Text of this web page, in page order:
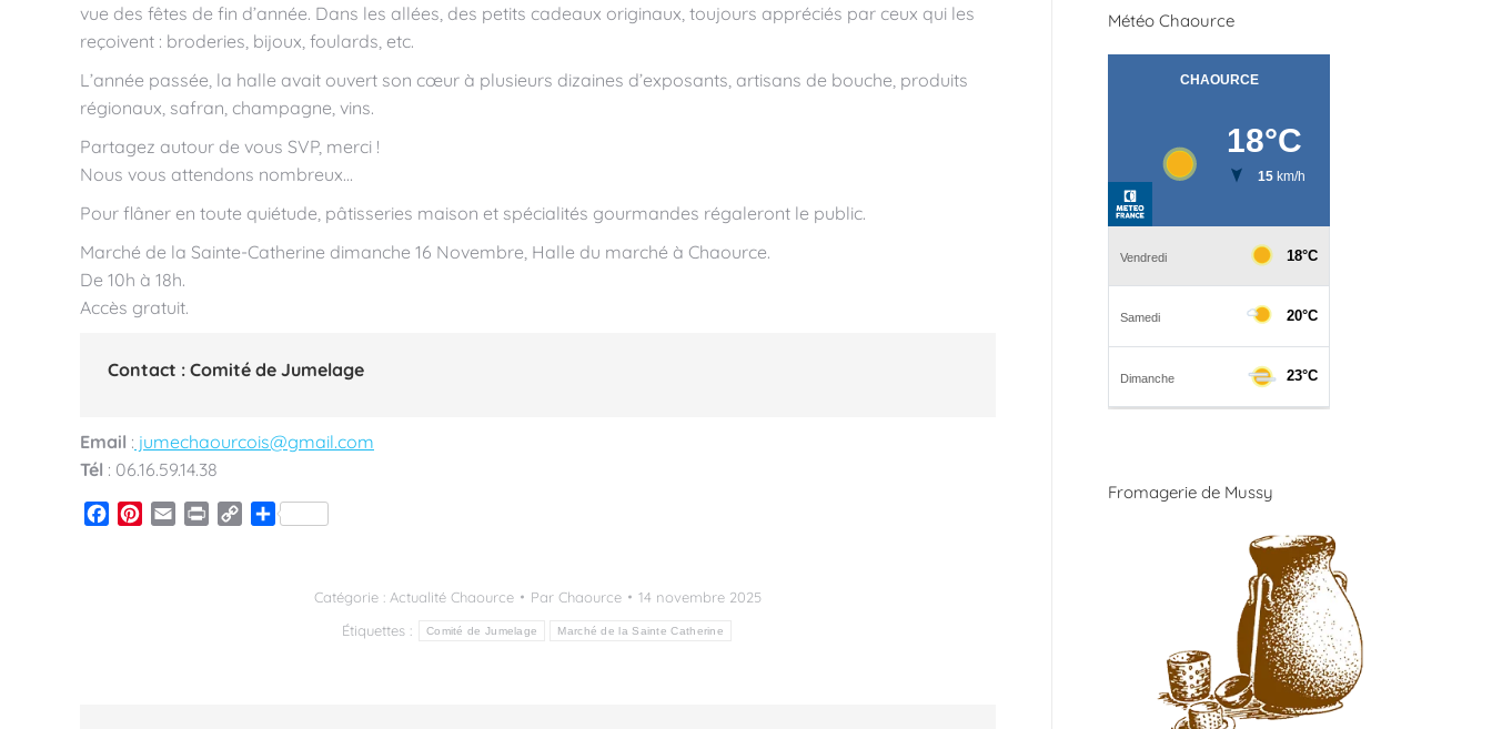
vue des fêtes de fin d’année. Dans les allées, des petits cadeaux originaux, toujours appréciés par ceux qui les
reçoivent : broderies, bijoux, foulards, etc.
L’année passée, la halle avait ouvert son cœur à plusieurs dizaines d’exposants, artisans de bouche, produits
régionaux, safran, champagne, vins.
Partagez autour de vous SVP, merci !
Nous vous attendons nombreux…
Pour flâner en toute quiétude, pâtisseries maison et spécialités gourmandes régaleront le public.
Marché de la Sainte-Catherine dimanche 16 Novembre, Halle du marché à Chaource.
De 10h à 18h.
Accès gratuit.
Contact : Comité de Jumelage
Email : jumechaourcois@gmail.com
Tél : 06.16.59.14.38
Facebook
Pinterest
Email Print
CopyPartager
Catégorie : Actualité Chaource Par Chaource
14 novembre 2025
Étiquettes :
Comité de Jumelage Marché de la Sainte Catherine
Météo Chaource
Fromagerie de Mussy